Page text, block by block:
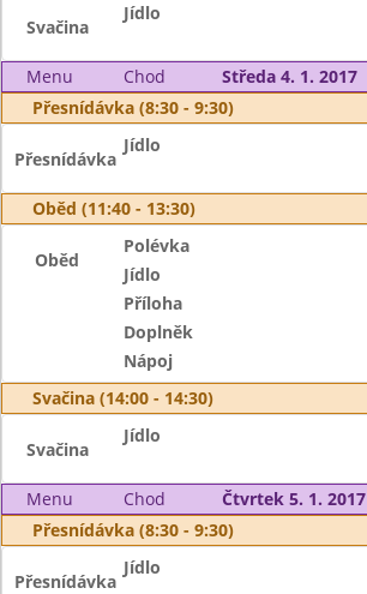
Svačina
Jídlo
Menu Chod
Středa 4. 1. 2017
Přesnídávka (8:30 - 9:30)
Přesnídávka
Jídlo
Oběd (11:40 - 13:30)
Oběd
Polévka
Jídlo
Příloha
Doplněk
Nápoj
Svačina (14:00 - 14:30)
Svačina
Jídlo
Menu Chod
Čtvrtek 5. 1. 2017
Přesnídávka (8:30 - 9:30)
Přesnídávka
Jídlo